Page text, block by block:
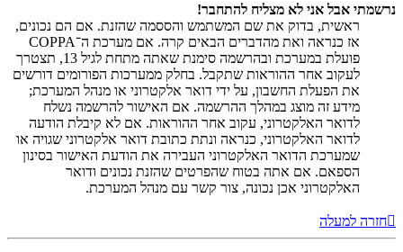
נרשמתי אבל אני לא מצליח להתחבר!
ראשית, בדוק את שם המשתמש והססמה שהזנת. אם הם נכונים,
אז כנראה ואת מהדברים הבאים קרה. אם מערכת ה־COPPA
פועלת במערכת ובהרשמה סימנת שאתה מתחת לגיל 13, תצטרך
לעקוב אחר ההוראות שתקבל. בחלק ממערכות הפורומים דורשים
את הפעלת החשבון, על ידי דואר אלקטרוני או מנהל המערכת;
מידע זה מוצג במהלך ההרשמה. אם האישור להרשמה נשלח
לדואר האלקטרוני, עקוב אחר ההוראות. אם לא קיבלת הודעה
לדואר האלקטרוני, כנראה ונתת כתובת דואר אלקטרוני שגויה או
שמערכת הדואר האלקטרוני העבירה את הודעת האישור בסינון
הספאם. אם אתה בטוח שהפרטים שהזנת נכונים ודואר
האלקטרוני אכן נכונה, צור קשר עם מנהל המערכת.
חזרה למעלה